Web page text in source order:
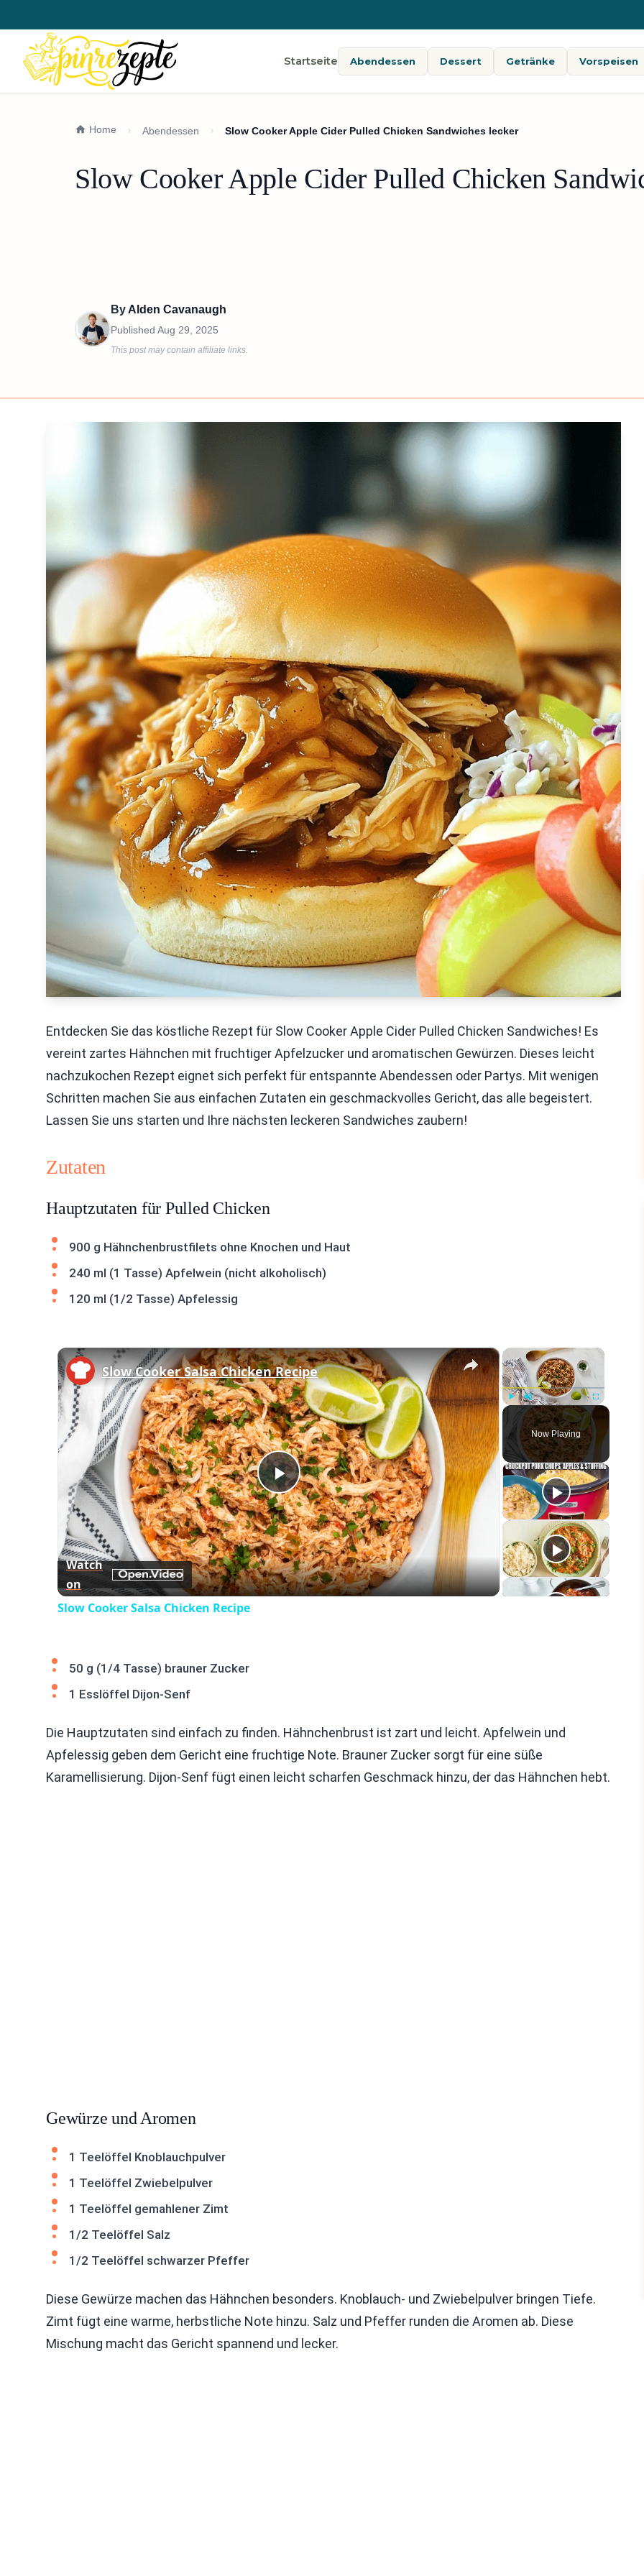
Startseite Abendessen Dessert Getränke Vorspeisen
Home Abendessen Slow Cooker Apple Cider Pulled Chicken Sandwiches lecker
Slow Cooker Apple Cider Pulled Chicken
ByAlden Cavanaugh
Published Aug 29, 2025
This post may contain affiliate links.
Entdecken Sie das köstliche Rezept für Slow Cooker Apple Cider Pulled Chicken Sandwiches! Es
vereint zartes Hähnchen mit fruchtiger Apfelzucker und aromatischen Gewürzen. Dieses leicht
nachzukochen Rezept eignet sich perfekt für entspannte Abendessen oder Partys. Mit wenigen
Schritten machen Sie aus einfachen Zutaten ein geschmackvolles Gericht, das alle begeistert.
Lassen Sie uns starten und Ihre nächsten leckeren Sandwiches zaubern!
Zutaten
Hauptzutaten für Pulled Chicken
900 g Hähnchenbrustfilets ohne Knochen und Haut
240 ml (1 Tasse) Apfelwein (nicht alkoholisch)
120 ml (1/2 Tasse) Apfelessig
×
Unmute Fullscreen
Now Playing
×
Play
Video
Slow Cooker Salsa Chicken Recipe
Watch
on
Slow Cooker Salsa Chicken Recipe
50 g (1/4 Tasse) brauner Zucker
1 Esslöffel Dijon-Senf
Die Hauptzutaten sind einfach zu finden. Hähnchenbrust ist zart und leicht. Apfelwein und
Apfelessig geben dem Gericht eine fruchtige Note. Brauner Zucker sorgt für eine süße
Karamellisierung. Dijon-Senf fügt einen leicht scharfen Geschmack hinzu, der das Hähnchen hebt.
Gewürze und Aromen
1 Teelöffel Knoblauchpulver
1 Teelöffel Zwiebelpulver
1 Teelöffel gemahlener Zimt
1/2 Teelöffel Salz
1/2 Teelöffel schwarzer Pfeffer
Diese Gewürze machen das Hähnchen besonders. Knoblauch- und Zwiebelpulver bringen Tiefe.
Zimt fügt eine warme, herbstliche Note hinzu. Salz und Pfeffer runden die Aromen ab. Diese
Mischung macht das Gericht spannend und lecker.